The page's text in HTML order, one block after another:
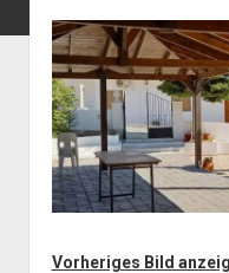
Vorheriges Bild